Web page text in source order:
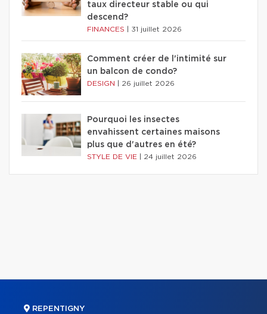
taux directeur stable ou qui
descend?
FINANCES 31 juillet 2026
Comment créer de l'intimité sur
un balcon de condo?
DESIGN 26 juillet 2026
Pourquoi les insectes
envahissent certaines maisons
plus que d'autres en été?
STYLE DE VIE 24 juillet 2026
REPENTIGNY